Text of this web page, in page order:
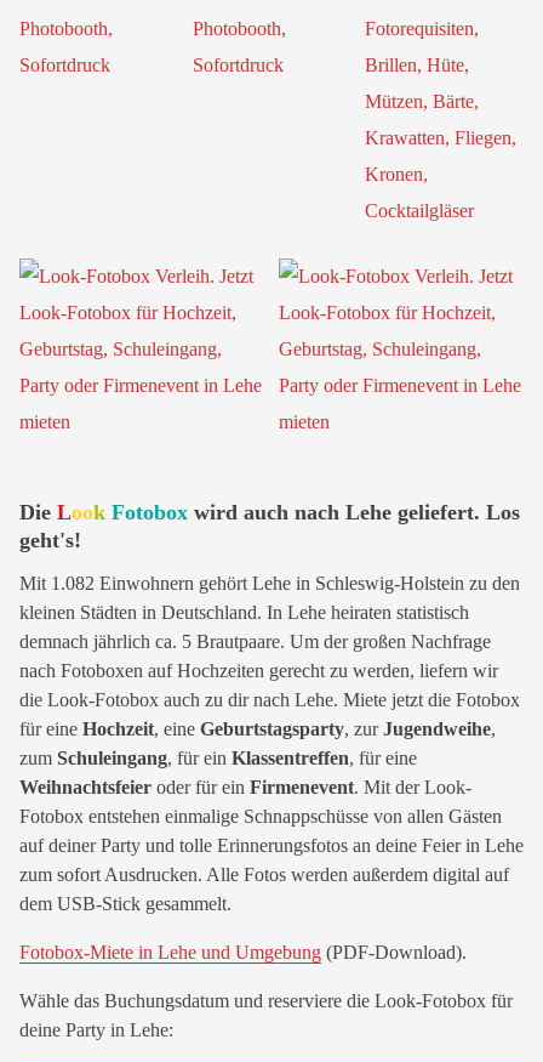
Die Look Fotobox wird auch nach Lehe geliefert. Los
geht's!
Mit 1.082 Einwohnern gehört Lehe in Schleswig-Holstein zu den
kleinen Städten in Deutschland. In Lehe heiraten statistisch
demnach jährlich ca. 5 Brautpaare. Um der großen Nachfrage
nach Fotoboxen auf Hochzeiten gerecht zu werden, liefern wir
die Look-Fotobox auch zu dir nach Lehe. Miete jetzt die Fotobox
für eine Hochzeit, eine Geburtstagsparty, zurJugendweihe,
zum Schuleingang, für ein Klassentreffen, für eine
Weihnachtsfeier oder für ein Firmenevent. Mit der Look-
Fotobox entstehen einmalige Schnappschüsse von allen Gästen
auf deiner Party und tolle Erinnerungsfotos an deine Feier in Lehe
zum sofort Ausdrucken. Alle Fotos werden außerdem digital auf
dem USB-Stick gesammelt.
Fotobox-Miete in Lehe und Umgebung (PDF-Download).
Wähle das Buchungsdatum und reserviere die Look-Fotobox für
deine Party in Lehe: